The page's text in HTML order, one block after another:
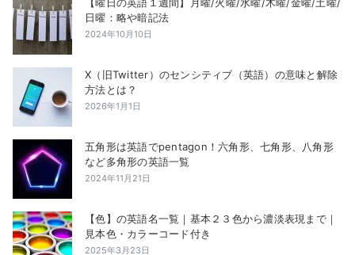
日曜：略や暗記法
2024年10月10日
X（旧Twitter）のセンシティブ（英語）の意味と解除
方法とは？
2026年1月1日
五角形は英語でpentagon！六角形、七角形、八角形
など多角形の英語一覧
2024年11月21日
【色】の英語名一覧｜基本２３色から濃淡表現まで｜
見本色・カラーコード付き
2025年3月23日